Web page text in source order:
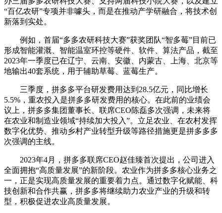
“百亿农研”专项并非噱头，而是在推动产学研融合，将技术创
新落到实处。
例如，首届“多多农研科技大赛”获奖团队“智多莓”目前已
形成智能灌溉、智能温室环控等硬件、软件、算法产品，截至
2023年一季度已在辽宁、云南、安徽、内蒙古、上海、北京等
地输出40套系统，用于辅助草莓、蓝莓生产。
三季度，拼多多平台研发费用达到28.5亿元，同比增长
5.5%，重农投入是拼多多研发费用的核心。在此前的业绩会
议上，拼多多集团董事长、联席CEO陈磊多次强调，未来将
在农业和制造业领域“持续加大投入”。立足农业、在农村发挥
数字化优势、推动乡村产业转型升级等路径措施更是拼多多多
次强调的主线。
2023年4月，拼多多联席CEO赵佳臻首次提出，公司进入
全面拥抱“高质量发展”的新阶段。农业作为拼多多核心业务之
一，正是实现高质量发展的重要着力点。通过数字化赋能、科
技创新和合作共赢，拼多多将继续助力农业产业的升级和转
型，积极促进农业高质量发展。